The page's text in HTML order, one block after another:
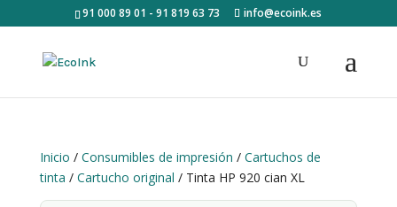
91 000 89 01 - 91 819 63 73 info@ecoink.es
Inicio / Consumibles de impresión / Cartuchos de
tinta / Cartucho original / Tinta HP 920 cian XL